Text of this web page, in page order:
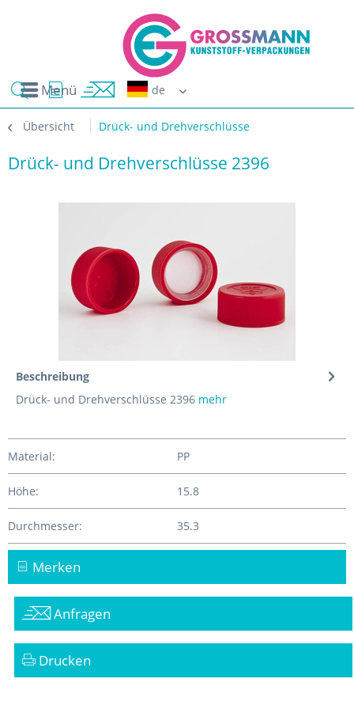
Menü
Übersicht Drück- und Drehverschlüsse
Drück- und Drehverschlüsse 2396
Beschreibung
Drück- und Drehverschlüsse 2396 mehr
Material: PP
Höhe: 15.8
Durchmesser: 35.3
Merken
Anfragen
Drucken